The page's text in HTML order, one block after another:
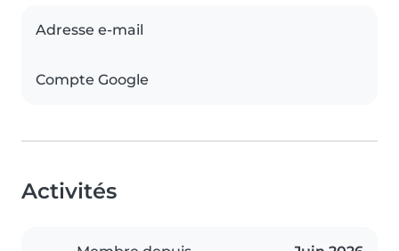
Adresse e-mail
Compte Google
Activités